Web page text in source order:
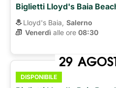
Biglietti Lloyd's Baia
Lloyd's Baia, Salerno
Venerdì alle ore 08:30
29
DISPONIBILE